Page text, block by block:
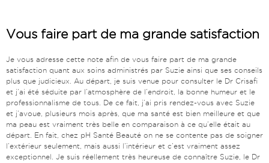
Vous faire part de ma grande satisfaction
Je vous adresse cette note afin de vous faire part de ma grande
satisfaction quant aux soins administrés par Suzie ainsi que ses conseils
plus que judicieux. Au départ, je suis venue pour consulter le Dr Crisafi
et j’ai été séduite par l’atmosphère de l’endroit, la bonne humeur et le
professionnalisme de tous. De ce fait, j’ai pris rendez-vous avec Suzie
et j’avoue, plusieurs mois après, que ma santé est bien meilleure et que
ma peau est vraiment très belle en comparaison à ce qu’elle était au
départ. En fait, chez pH Santé Beauté on ne se contente pas de soigner
l’extérieur seulement, mais aussi l’intérieur et c’est vraiment assez
exceptionnel. Je suis réellement très heureuse de connaître Suzie, le Dr